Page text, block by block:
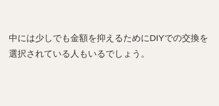
中には少しでも金額を抑えるためにDIYでの交換を
選択されている人もいるでしょう。